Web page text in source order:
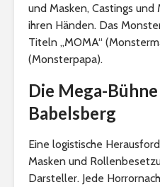
und Masken, Castings
ihren Händen. Das
Titeln „MOMA“
(Monsterpapa).
Die Mega-
Babelsberg
Eine logistische
Masken und
Darsteller. Jede